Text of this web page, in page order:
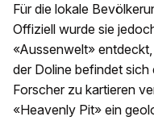
Für die lokale
Offiziell wurde sie
«Aussenwelt»
der Doline befindet
Forscher zu kartieren
«Heavenly Pit» ein